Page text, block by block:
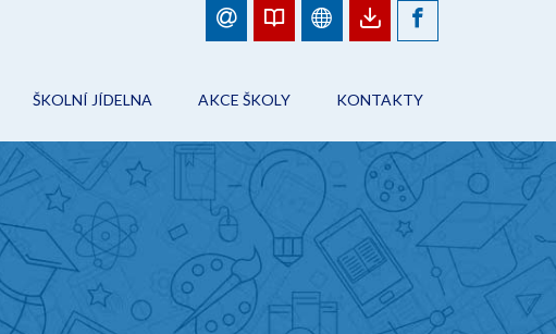
ŠKOLNÍ JÍDELNA
OBJEDNÁVKY JÍDEL
ŘÁD ŠKOLNÍHO STRAVOVÁNÍ
INFORMACE
KONTAKTY
AKCE ŠKOLY
FOTOGALERIE
PLÁN AKCÍ
AKCE ŠKOLY
KONTAKTY
ŠKOLA
PRACOVNÍCI ŠKOLY
ŠKOLNÍ JÍDELNA
ŠKOLNÍ DRUŽINA